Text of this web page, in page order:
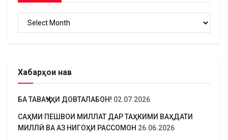
Хабарҳои нав
БА ТАВАҶҶУҲИ ДОВТАЛАБОН! 02.07.2026
САҲМИ ПЕШВОИ МИЛЛАТ ДАР ТАҲКИМИ ВАҲДАТИ
МИЛЛӢ ВА АЗ НИГОҲИ РАССОМОН 26.06.2026